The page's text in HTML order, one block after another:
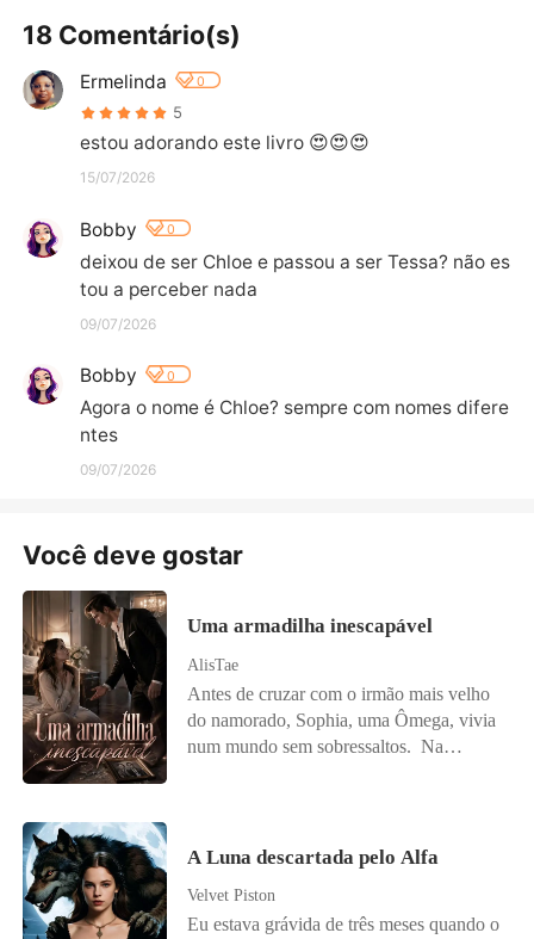
18 Comentário(s)
Ermelinda 0
5
estou adorando este livro 😍😍😍
15/07/2026
Bobby 0
deixou de ser Chloe e passou a ser Tessa? não es
tou a perceber nada
09/07/2026
Bobby 0
Agora o nome é Chloe? sempre com nomes difere
ntes
09/07/2026
Você deve gostar
Uma armadilha inescapável
AlisTae
Antes de cruzar com o irmão mais velho
do namorado, Sophia, uma Ômega, vivia
num mundo sem sobressaltos. Na
Essa regra, que deveria proteger uniões,
ela namorava justamente o irmão mais
novo do líder Alfa. Bryan Morrison não
A Luna descartada pelo Alfa
Velvet Piston
Eu estava grávida de três meses quando o